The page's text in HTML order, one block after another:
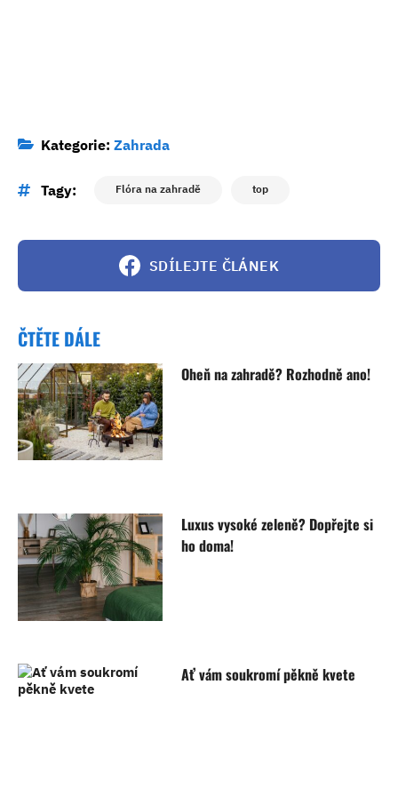
Kategorie: Zahrada
Tagy: Flóra na zahradě top
SDÍLEJTE ČLÁNEK
ČTĚTE DÁLE
Oheň na zahradě? Rozhodně ano!
Luxus vysoké zeleně? Dopřejte si
ho doma!
Ať vám soukromí pěkně kvete